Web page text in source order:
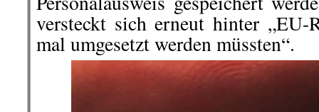
versteckt sich erneut hinter
mal umgesetzt werden müssten“.